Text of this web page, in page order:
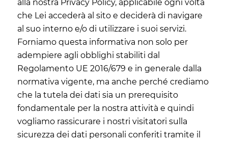
alla nostra Privacy Policy, applicabile ogni volta
che Lei accederà al sito e deciderà di navigare
al suo interno e/o di utilizzare i suoi servizi.
Forniamo questa informativa non solo per
adempiere agli obblighi stabiliti dal
Regolamento UE 2016/679 e in generale dalla
normativa vigente, ma anche perché crediamo
che la tutela dei dati sia un prerequisito
fondamentale per la nostra attività e quindi
vogliamo rassicurare i nostri visitatori sulla
sicurezza dei dati personali conferiti tramite il